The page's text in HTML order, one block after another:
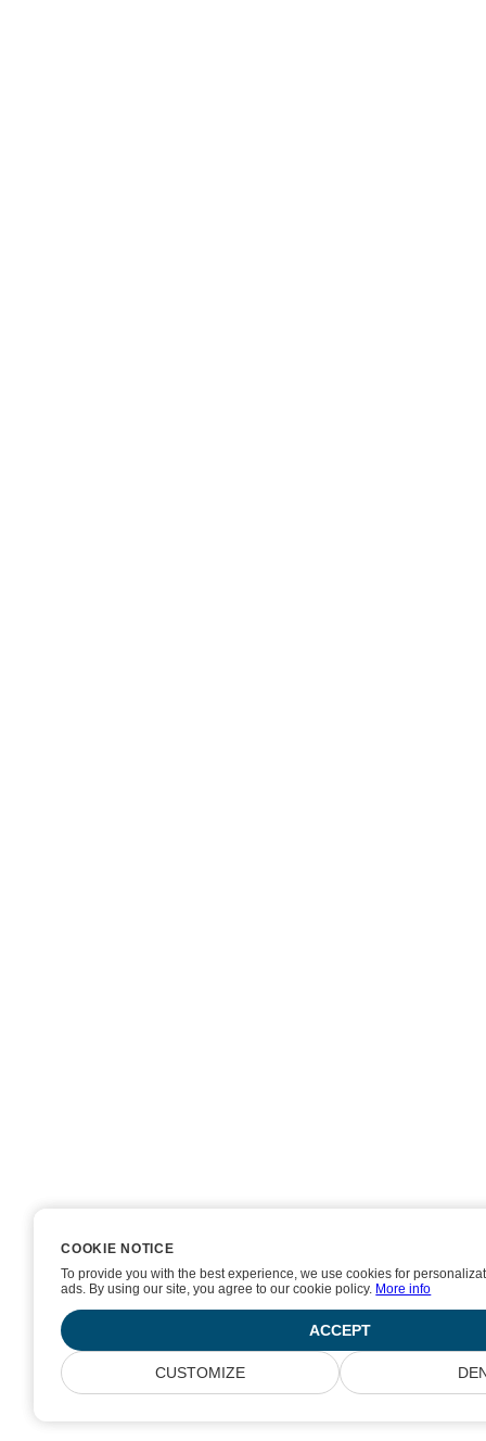
COOKIE NOTICE
To provide you with the best experience, we use cookies for
ads. By using our site, you agree to our cookie policy. More info
ACCEPT
CUSTOMIZE
COOKIE NOTICE
To provide you with the best experience, we use cookies for
ads. By using our site, you agree to our cookie policy. More info
ACCEPT
CUSTOMIZE